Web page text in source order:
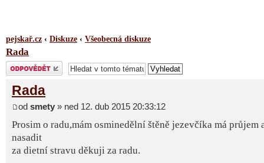
pejskař.cz ‹ Diskuze ‹ Všeobecná diskuze
Rada
Odeslat odpověď
Rada
od smety » ned 12. dub 2015 20:33:12
Prosim o radu,mám osminedělní štěně jezevčíka má průjem
nasadit
za dietní stravu děkuji za radu.